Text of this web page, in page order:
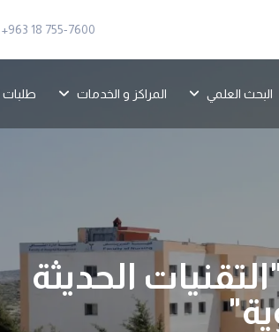
+963 18 755-7600
البحث العلمي المراكز و الخدمات طلبات
الحديثة